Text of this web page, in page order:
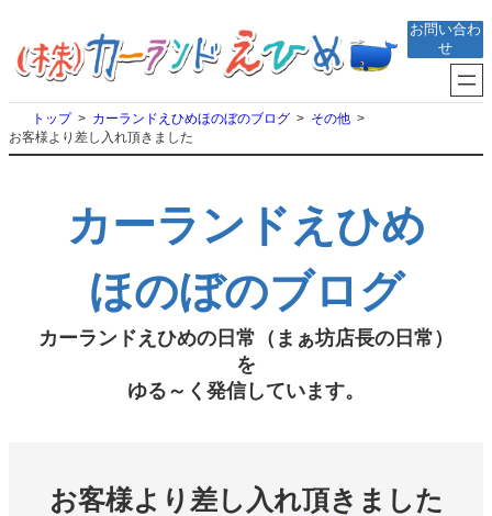
を
ス
キ
プ
お問い合わ
せ
トップ カーランドえひめほのぼのブログ
その他
お客様より差し入れ頂きました
カーランドえひめ
ほのぼのブログ
カーランドえひめの日常（まぁ坊店長の日常）
を
ゆる～く発信しています。
お客様より差し入れ頂きました